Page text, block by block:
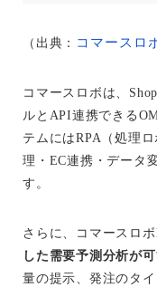
（出典： コマースロ
コマースロボは、
ルとAPI連携できる
テムにはRPA（処理
理・EC連携・データ
す。
さらに、コマースロボ
した需要予測分析が
量の提示、発注のタ